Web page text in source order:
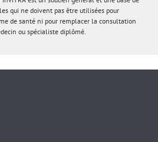
qui ne doivent pas être utilisées pour
de santé ni pour remplacer la consultation
ou spécialiste diplômé.